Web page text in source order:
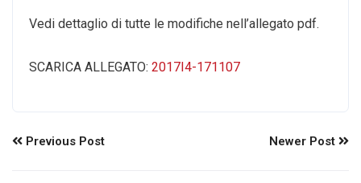
Vedi dettaglio di tutte le modifiche nell’allegato pdf.
SCARICA ALLEGATO: 2017I4-171107
Previous Post Newer Post